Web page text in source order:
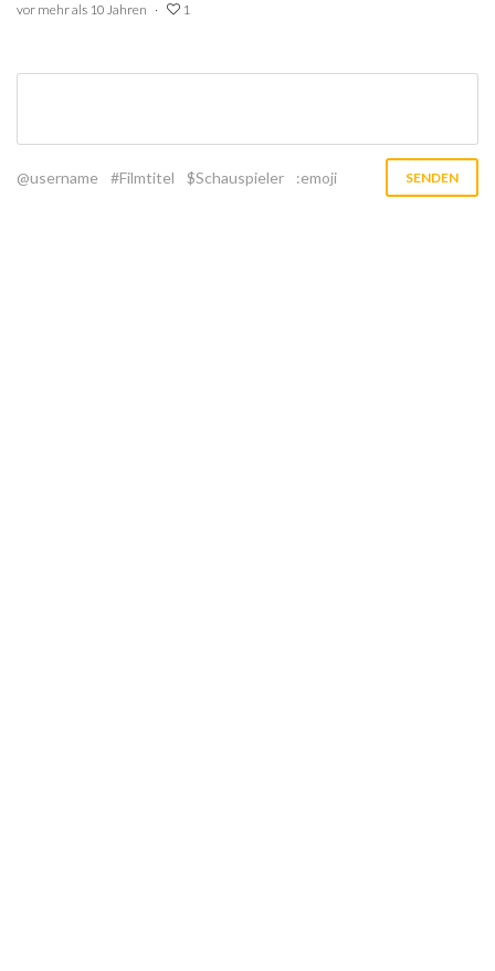
vor mehr als 10 Jahren 1
@username #Filmtitel $Schauspieler :emoji